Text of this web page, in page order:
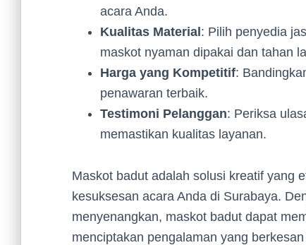
acara Anda.
Kualitas Material : Pilih penyedia
maskot nyaman dipakai dan tahan
Harga yang Kompetitif:
penawaran terbaik.
Testimoni Pelanggan: Periksa
memastikan kualitas layanan.
Maskot badut adalah solusi kreatif yang
kesuksesan acara Anda di Surabaya.
menyenangkan, maskot badut dapat
menciptakan pengalaman yang